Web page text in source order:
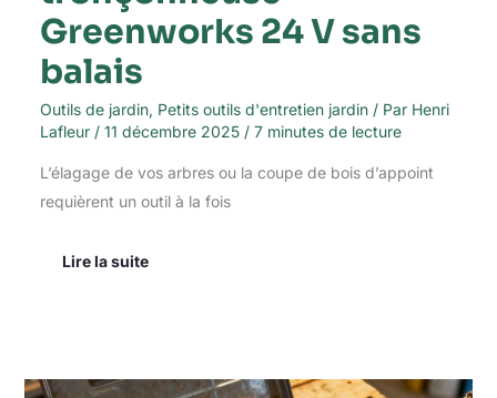
Greenworks 24 V sans
balais
Outils de jardin, Petits outils d'entretien jardin/ Par Henri
Lafleur / 11 décembre 2025 / 7 minutes de lecture
L’élagage de vos arbres ou la coupe de bois d’appoint
requièrent un outil à la fois
Lire la suite